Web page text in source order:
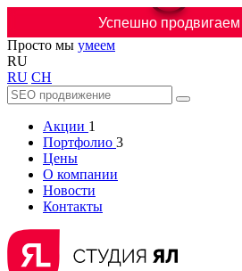
Успешно
Просто мы умеем
RU
RU CH
Акции 1
Портфолио 3
Цены
О компании
Новости
Контакты